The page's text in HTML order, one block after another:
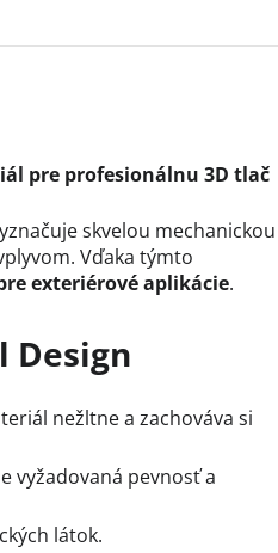
pre profesionálnu 3D tlač
skvelou mechanickou
Vďaka týmto
exteriérové aplikácie.
Design
nežltne a zachováva si
vyžadovaná pevnosť a
látok.